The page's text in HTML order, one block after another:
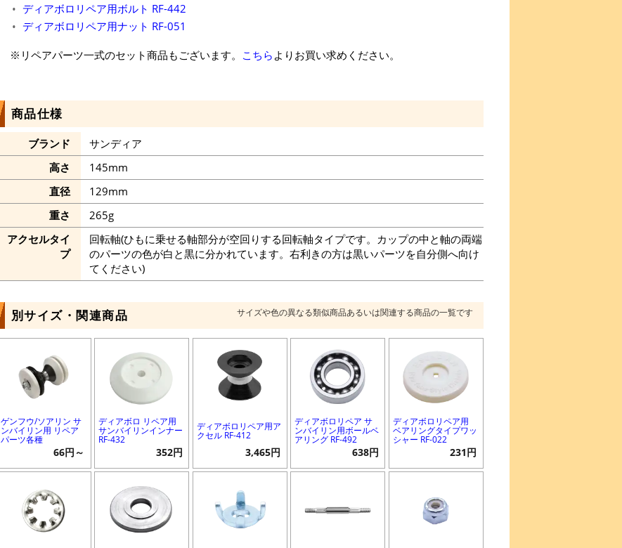
ディアボロリペア用ボルト RF-442
ディアボロリペア用ナット RF-051
※リペアパーツ一式のセット商品もございます。 こちら よりお買い求めください。
商品仕様
ブランド
サンディア
高さ
145mm
直径
129mm
重さ
265g
アクセルタイ
プ
回転軸(ひもに乗せる軸部分が空回りする回転軸タイプです。カップの中と軸の両端
のパーツの色が白と黒に分かれています。右利きの方は黒いパーツを自分側へ向け
てください)
別サイズ・関連商品 サイズや色の異なる類似商品あるいは関連する商品の一覧です
ゲンフウ/ソアリン サ
ンバイリン用 リペア
パーツ各種
66円～
ディアボロ リペア用
サンバイリンインナー
RF-432
352円
ディアボロリペア用ア
クセル RF-412
3,465円
ディアボロリペア サ
ンバイリン用ボールベ
アリング RF-492
638円
ディアボロリペア用
ベアリングタイプワッ
シャー RF-022
231円